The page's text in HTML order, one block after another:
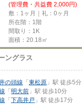
(管理費・共益費 2,000円)
敷：1ヶ月｜礼：0ヶ月
所在階：1階
間取り：1K
面積：20.18㎡
ングラス
の頭線 「東松原 」駅 徒歩5分
「明大前 」駅 徒歩10分
「下高井戸 」駅 徒歩17分